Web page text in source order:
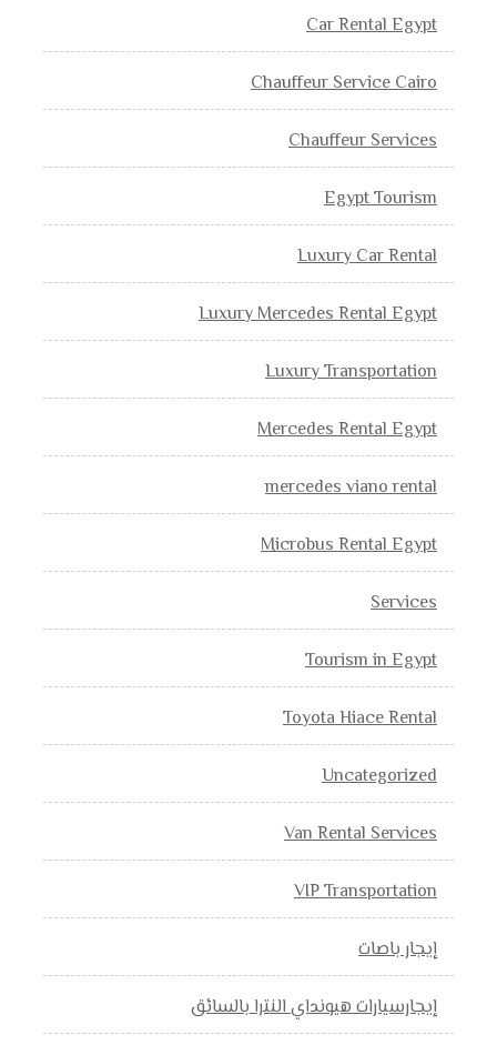
Car Rental Egypt
Chauffeur Service Cairo
Chauffeur Services
Egypt Tourism
Luxury Car Rental
Luxury Mercedes Rental Egypt
Luxury Transportation
Mercedes Rental Egypt
mercedes viano rental
Microbus Rental Egypt
Services
Tourism in Egypt
Toyota Hiace Rental
Uncategorized
Van Rental Services
VIP Transportation
إيجار باصات
إيجارسيارات هيونداي النترا بالسائق